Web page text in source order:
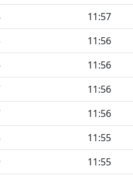
11:57
11:56
11:56
11:56
11:56
11:55
11:55